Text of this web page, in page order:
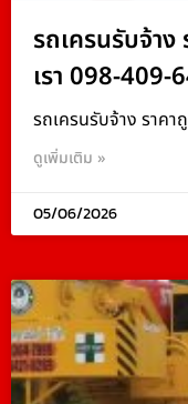
รถเครนรับจ้า
เรา 098-409-
รถเครนรับจ้าง ราค
ดูเพิ่มเติม »
05/06/2026